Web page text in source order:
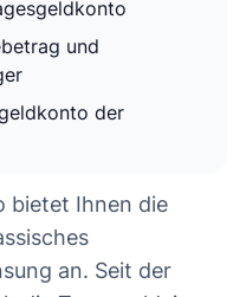
und
der
bietet Ihnen die
an. Seit der